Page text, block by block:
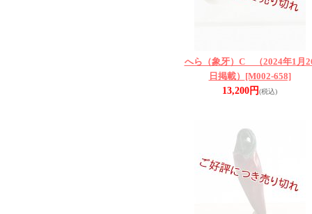
へら（象牙）C （2024年1月
日掲載） [M002-658]
13,200円(税込)